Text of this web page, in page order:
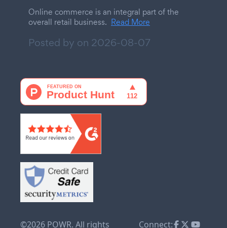
Online commerce is an integral part of the
overall retail business. Read More
Posted by on 2026-08-07
©2026 POWR. All rights Connect: